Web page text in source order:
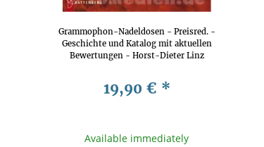
Grammophon-Nadeldosen - Preisred. -
Geschichte und Katalog mit aktuellen
Bewertungen - Horst-Dieter Linz
19,90 € *
Available immediately